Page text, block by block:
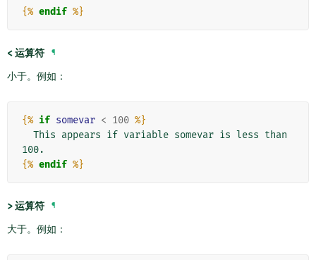
{% endif %}
<运算符 ¶
小于。例如：
{% if somevar < 100 %}
{% endif %}
>运算符 ¶
大于。例如：